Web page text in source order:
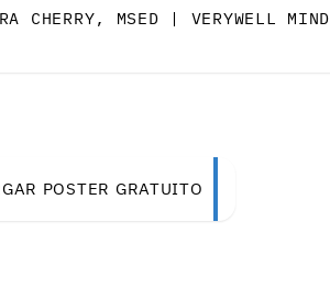
CHERRY, MSED | VERYWELL MIND
POSTER GRATUITO